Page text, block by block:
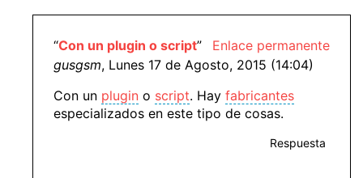
Enlace permanente
“Con un plugin o script”
gusgsm, Lunes 17 de Agosto, 2015 (14:04)
Con un plugin o script. Hay fabricantes
especializados en este tipo de cosas.
Respuesta